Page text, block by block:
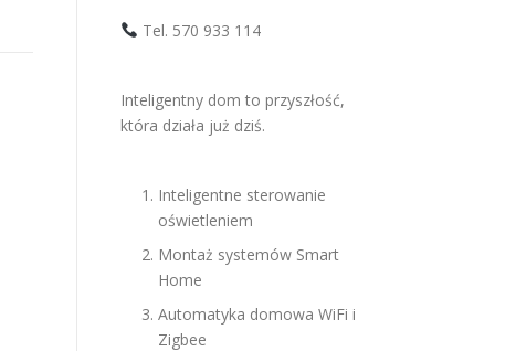
Tel. 570 933 114
Inteligentny dom to przyszłość,
która działa już dziś.
Inteligentne sterowanie
oświetleniem
Montaż systemów Smart
Home
Automatyka domowa WiFi i
Zigbee